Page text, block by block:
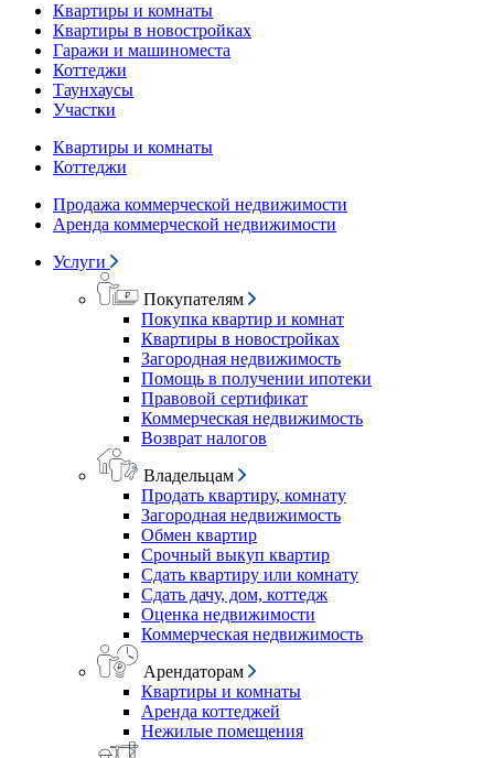
Квартиры и комнаты
Квартиры в новостройках
Гаражи и машиноместа
Коттеджи
Таунхаусы
Участки
Квартиры и комнаты
Коттеджи
Продажа коммерческой недвижимости
Аренда коммерческой недвижимости
Услуги
Покупателям
Покупка квартир и комнат
Квартиры в новостройках
Загородная недвижимость
Помощь в получении ипотеки
Правовой сертификат
Коммерческая недвижимость
Возврат налогов
Владельцам
Продать квартиру, комнату
Загородная недвижимость
Обмен квартир
Срочный выкуп квартир
Сдать квартиру или комнату
Сдать дачу, дом, коттедж
Оценка недвижимости
Коммерческая недвижимость
Арендаторам
Квартиры и комнаты
Аренда коттеджей
Нежилые помещения